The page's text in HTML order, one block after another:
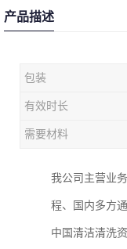
产品描述
包装
有效时长
需要材料
我公司主营业
程、国内多方
中国清洁清洗